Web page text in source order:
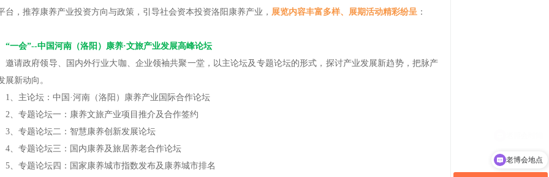
台，推荐康养产业投资方向与政策，引导社会资本投资洛阳康养产业， 展览内容丰富多样、 展期活动精彩纷呈 ：
“一会”--中国河南（洛阳）康养·文旅产业发展高峰论坛
邀请政府领导、国内外行业大咖、企业领袖共聚一堂，以主论坛及专题论坛的形式，探讨产业发展新趋势，把脉产
展新动向。
1、主论坛：中国·河南（洛阳）康养产业国际合作论坛
2、专题论坛一：康养文旅产业项目推介及合作签约
3、专题论坛二：智慧康养创新发展论坛
4、专题论坛三：国内康养及旅居养老合作论坛
5、专题论坛四：国家康养城市指数发布及康养城市排名
老博会地点